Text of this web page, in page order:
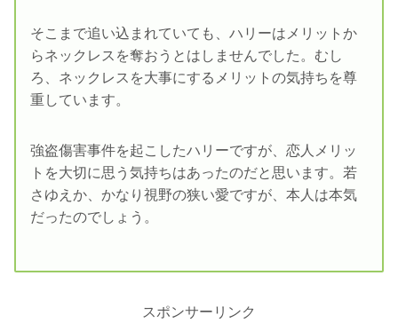
そこまで追い込まれていても、ハリーはメリットか
らネックレスを奪おうとはしませんでした。むし
ろ、ネックレスを大事にするメリットの気持ちを尊
重しています。
強盗傷害事件を起こしたハリーですが、恋人メリッ
トを大切に思う気持ちはあったのだと思います。若
さゆえか、かなり視野の狭い愛ですが、本人は本気
だったのでしょう。
スポンサーリンク